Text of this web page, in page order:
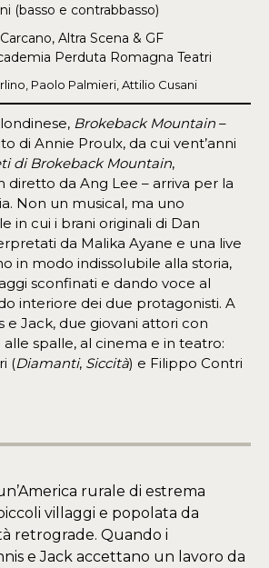
(basso e contrabbasso)
Altra Scena & GF
Perduta Romagna Teatri
Paolo Palmieri, Attilio Cusani
Brokeback Mountain –
di Annie Proulx, da cui vent’anni
di Brokeback Mountain,
da Ang Lee – arriva per la
Non un musical, ma uno
in cui i brani originali di Dan
da Malika Ayane e una live
in modo indissolubile alla storia,
sconfinati e dando voce al
interiore dei due protagonisti. A
e Jack, due giovani attori con
spalle, al cinema e in teatro:
(Diamanti, Siccità) e Filippo Contri
rurale di estrema
villaggi e popolata da
retrograde. Quando i
e Jack accettano un lavoro da